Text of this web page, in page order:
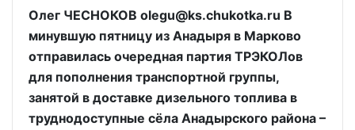
Олег ЧЕСНОКОВ olegu@ks.chukotka.ru В
минувшую пятницу из Анадыря в Марково
отправилась очередная партия ТРЭКОЛов
для пополнения транспортной группы,
занятой в доставке дизельного топлива в
труднодоступные сёла Анадырского района –